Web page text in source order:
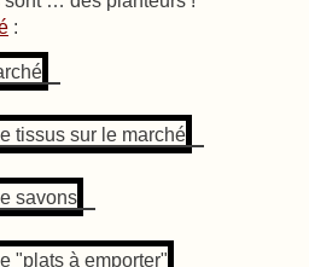
: